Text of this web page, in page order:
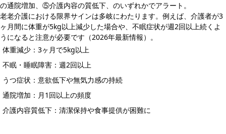
の通院増加、⑤介護内容の質低下、のいずれかでアラート。
老老介護における限界サインは多岐にわたります。例えば、介護者が3
ヶ月間に体重が5kg以上減少した場合や、不眠症状が週2回以上続くよ
うになると注意が必要です（2026年最新情報）。
体重減少：3ヶ月で5kg以上
不眠・睡眠障害：週2回以上
うつ症状：意欲低下や無気力感の持続
通院増加：月1回以上の頻度
介護内容質低下：清潔保持や食事提供が困難に